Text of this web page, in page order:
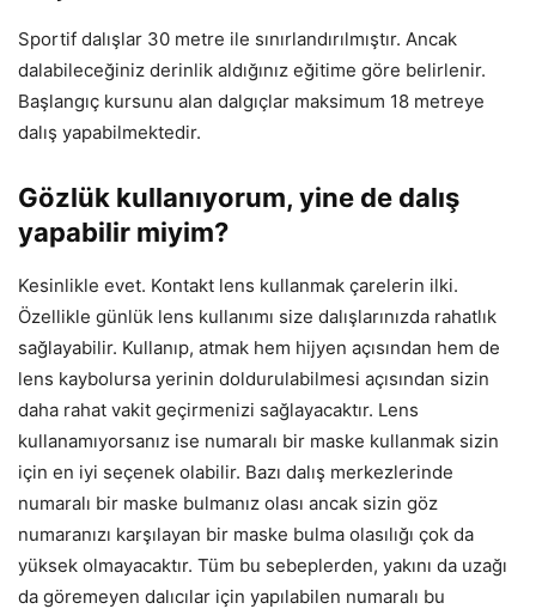
Sportif dalışlar 30 metre ile sınırlandırılmıştır. Ancak
dalabileceğiniz derinlik aldığınız eğitime göre belirlenir.
Başlangıç kursunu alan dalgıçlar maksimum 18 metreye
dalış yapabilmektedir.
Gözlük kullanıyorum, yine de dalış
yapabilir miyim?
Kesinlikle evet. Kontakt lens kullanmak çarelerin ilki.
Özellikle günlük lens kullanımı size dalışlarınızda rahatlık
sağlayabilir. Kullanıp, atmak hem hijyen açısından hem de
lens kaybolursa yerinin doldurulabilmesi açısından sizin
daha rahat vakit geçirmenizi sağlayacaktır. Lens
kullanamıyorsanız ise numaralı bir maske kullanmak sizin
için en iyi seçenek olabilir. Bazı dalış merkezlerinde
numaralı bir maske bulmanız olası ancak sizin göz
numaranızı karşılayan bir maske bulma olasılığı çok da
yüksek olmayacaktır. Tüm bu sebeplerden, yakını da uzağı
da göremeyen dalıcılar için yapılabilen numaralı bu